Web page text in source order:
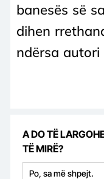
banesës së
dihen
ndërsa
A DO TË
TË MIRË?
Po, sa më shpejt.